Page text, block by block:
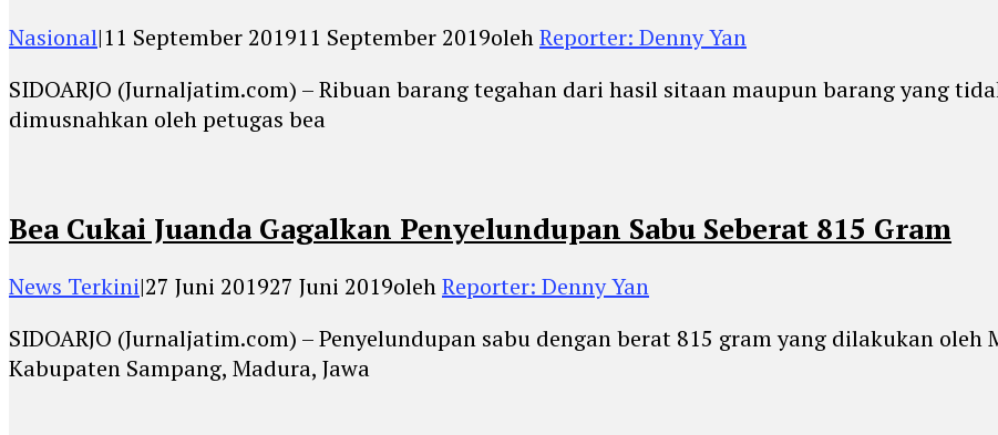
Nasional|11 September 201911 September 2019olehReporter: Denny Yan
SIDOARJO (Jurnaljatim.com) – Ribuan barang tegahan dari hasil sitaan maupun barang yang
dimusnahkan oleh petugas bea
Bea Cukai Juanda Gagalkan Penyelundupan Sabu Seberat 815 Gram
News Terkini|27 Juni 201927 Juni 2019olehReporter: Denny Yan
SIDOARJO (Jurnaljatim.com) – Penyelundupan sabu dengan berat 815 gram yang dilakukan oleh
Kabupaten Sampang, Madura, Jawa